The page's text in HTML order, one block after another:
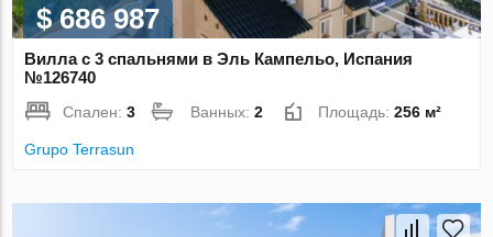
$ 686 987
Вилла с 3 спальнями в Эль Кампельо, Испания
№126740
Спален:3 Ванных:2 Площадь:256 м²
Grupo Terrasun